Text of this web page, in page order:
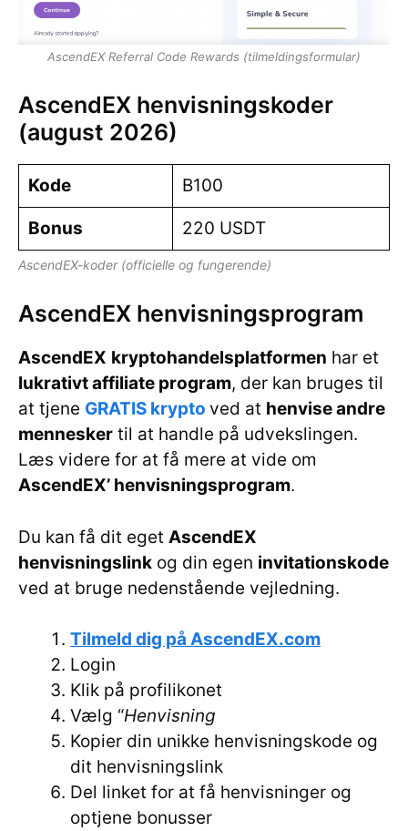
AscendEX Referral Code Rewards (tilmeldingsformular)
AscendEX henvisningskoder
(august 2026)
Kode B100
Bonus 220 USDT
AscendEX-koder (officielle og fungerende)
AscendEX henvisningsprogram
AscendEX kryptohandelsplatformen har et
lukrativt affiliate program, der kan bruges til
at tjene GRATIS krypto ved at henvise andre
mennesker til at handle på udvekslingen.
Læs videre for at få mere at vide om
AscendEX’ henvisningsprogram.
Du kan få dit eget AscendEX
henvisningslink og din egen invitationskode
ved at bruge nedenstående vejledning.
Tilmeld dig på AscendEX.com
Login
Klik på profilikonet
Vælg “Henvisning
Kopier din unikke henvisningskode og
dit henvisningslink
Del linket for at få henvisninger og
optjene bonusser